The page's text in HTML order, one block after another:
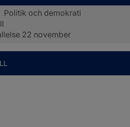
Politik och demokrati
22 november